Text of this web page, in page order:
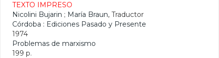
TEXTO IMPRESO
Nicolini Bujarin ; María Braun, Traductor
Córdoba : Ediciones Pasado y Presente
1974
Problemas de marxismo
199 p.